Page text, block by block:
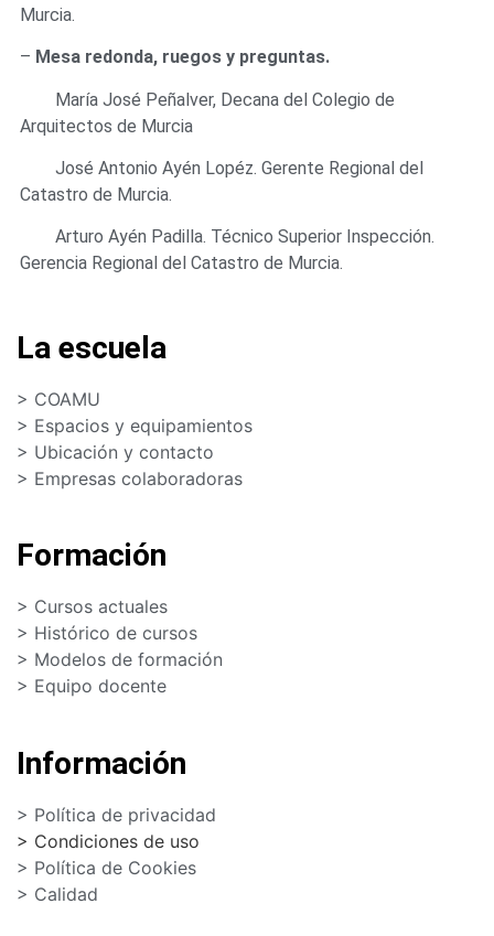
Murcia.
– Mesa redonda, ruegos y preguntas.
María José Peñalver, Decana del Colegio de
Arquitectos de Murcia
José Antonio Ayén Lopéz. Gerente Regional del
Catastro de Murcia.
Arturo Ayén Padilla. Técnico Superior Inspección.
Gerencia Regional del Catastro de Murcia.
La escuela
> COAMU
> Espacios y equipamientos
> Ubicación y contacto
> Empresas colaboradoras
Formación
> Cursos actuales
> Histórico de cursos
> Modelos de formación
> Equipo docente
Información
> Política de privacidad
> Condiciones de uso
> Política de Cookies
> Calidad